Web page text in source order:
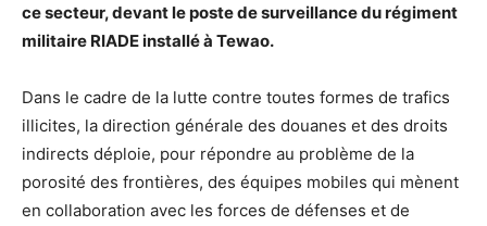
ce secteur, devant le poste de surveillance du régiment
militaire RIADE installé à Tewao.
Dans le cadre de la lutte contre toutes formes de trafics
illicites, la direction générale des douanes et des droits
indirects déploie, pour répondre au problème de la
porosité des frontières, des équipes mobiles qui mènent
en collaboration avec les forces de défenses et de